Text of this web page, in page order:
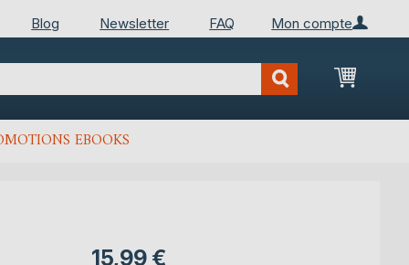
Mon compte
Blog Newsletter FAQ
Mon
EBOOKS
15,99 €